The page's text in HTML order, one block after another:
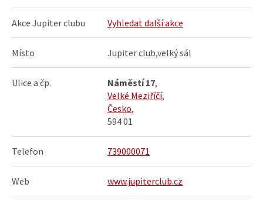
Akce Jupiter clubu Vyhledat další akce
Místo Jupiter club,velký sál
Ulice a čp. Náměstí 17,
Velké Meziříčí,
Česko,
594 01
Telefon 739000071
Web www.jupiterclub.cz